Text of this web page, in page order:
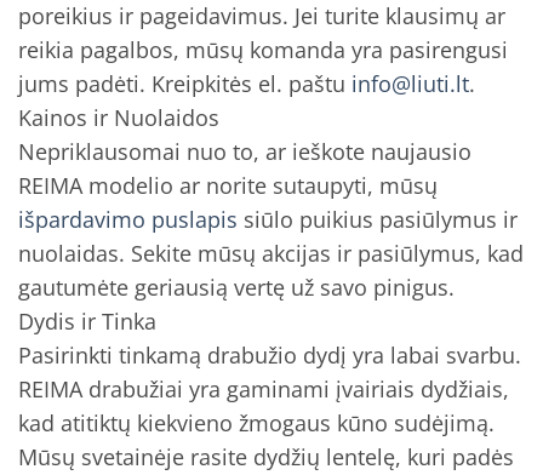
poreikius ir pageidavimus. Jei turite klausimų ar
reikia pagalbos, mūsų komanda yra pasirengusi
jums padėti. Kreipkitės el. paštu info@liuti.lt.
Kainos ir Nuolaidos
Nepriklausomai nuo to, ar ieškote naujausio
REIMA modelio ar norite sutaupyti, mūsų
išpardavimo puslapis siūlo puikius pasiūlymus ir
nuolaidas. Sekite mūsų akcijas ir pasiūlymus, kad
gautumėte geriausią vertę už savo pinigus.
Dydis ir Tinka
Pasirinkti tinkamą drabužio dydį yra labai svarbu.
REIMA drabužiai yra gaminami įvairiais dydžiais,
kad atitiktų kiekvieno žmogaus kūno sudėjimą.
Mūsų svetainėje rasite dydžių lentelę, kuri padės